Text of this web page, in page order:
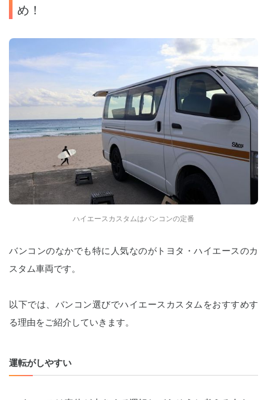
め！
ハイエースカスタムはバンコンの定番
バンコンのなかでも特に人気なのがトヨタ・ハイエースのカ
スタム車両です。
以下では、バンコン選びでハイエースカスタムをおすすめす
る理由をご紹介していきます。
運転がしやすい